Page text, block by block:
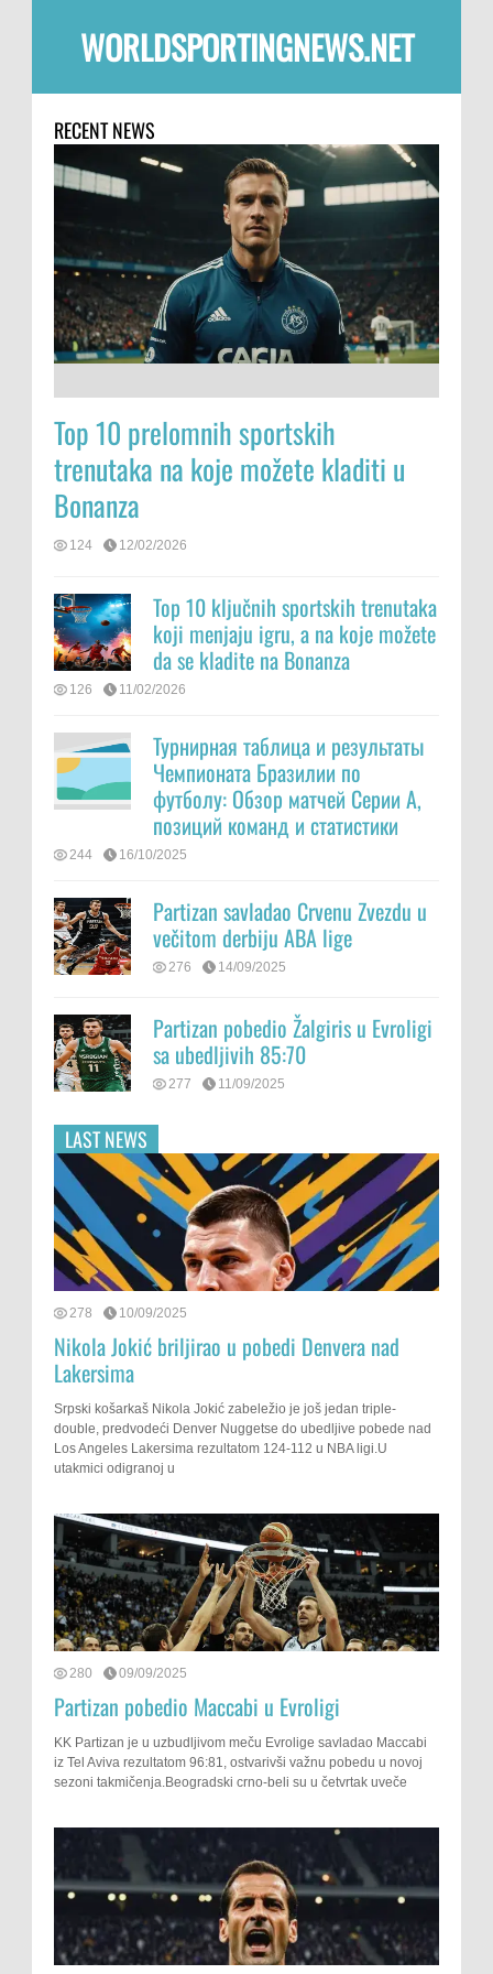
WORLDSPORTINGNEWS.NET
RECENT NEWS
Top 10 prelomnih sportskih
trenutaka na koje možete kladiti u
Bonanza
124 12/02/2026
Top 10 ključnih sportskih trenutaka
koji menjaju igru, a na koje možete
da se kladite na Bonanza
126 11/02/2026
Турнирная таблица и результаты
Чемпионата Бразилии по
футболу: Обзор матчей Серии А,
позиций команд и статистики
244 16/10/2025
Partizan savladao Crvenu Zvezdu u
večitom derbiju ABA lige
276 14/09/2025
Partizan pobedio Žalgiris u Evroligi
sa ubedljivih 85:70
277 11/09/2025
LAST NEWS
278 10/09/2025
Nikola Jokić briljirao u pobedi Denvera nad
Lakersima
Srpski košarkaš Nikola Jokić zabeležio je još jedan triple-
double, predvodeći Denver Nuggetse do ubedljive pobede nad
Los Angeles Lakersima rezultatom 124-112 u NBA ligi.U
utakmici odigranoj u
280 09/09/2025
Partizan pobedio Maccabi u Evroligi
KK Partizan je u uzbudljivom meču Evrolige savladao Maccabi
iz Tel Aviva rezultatom 96:81, ostvarivši važnu pobedu u novoj
sezoni takmičenja.Beogradski crno-beli su u četvrtak uveče